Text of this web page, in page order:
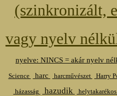
(szinkronizált,
vagy nyelv
nyelve: NINCS = akár nyelv
Science harc harcművészet Harry
házasság hazudik helytakarékos